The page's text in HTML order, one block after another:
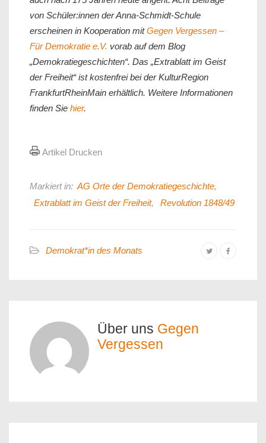
von Schüler:innen der Anna-Schmidt-Schule
erscheinen in Kooperation mitGegen Vergessen –
Für Demokratie e.V. vorab auf dem Blog
„Demokratiegeschichten“. Das „Extrablatt im Geist
der Freiheit“ ist kostenfrei bei der KulturRegion
FrankfurtRheinMain erhältlich. Weitere Informationen
finden Sie hier.
Artikel Drucken
Markiert in: AG Orte der Demokratiegeschichte,
Extrablatt im Geist der Freiheit, Revolution 1848/49
Demokrat*in des Monats
Über uns Gegen
Vergessen